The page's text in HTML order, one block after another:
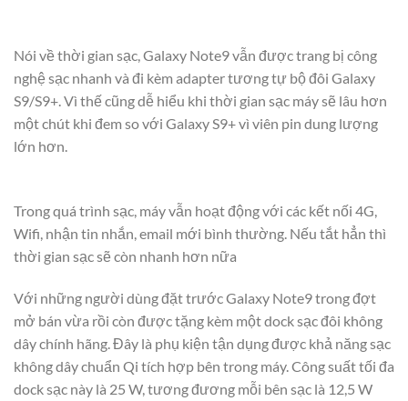
Nói về thời gian sạc, Galaxy Note9 vẫn được trang bị công
nghệ sạc nhanh và đi kèm adapter tương tự bộ đôi Galaxy
S9/S9+. Vì thế cũng dễ hiểu khi thời gian sạc máy sẽ lâu hơn
một chút khi đem so với Galaxy S9+ vì viên pin dung lượng
lớn hơn.
Trong quá trình sạc, máy vẫn hoạt động với các kết nối 4G,
Wifi, nhận tin nhắn, email mới bình thường. Nếu tắt hẳn thì
thời gian sạc sẽ còn nhanh hơn nữa
Với những người dùng đặt trước Galaxy Note9 trong đợt
mở bán vừa rồi còn được tặng kèm một dock sạc đôi không
dây chính hãng. Đây là phụ kiện tận dụng được khả năng sạc
không dây chuẩn Qi tích hợp bên trong máy. Công suất tối đa
dock sạc này là 25 W, tương đương mỗi bên sạc là 12,5 W